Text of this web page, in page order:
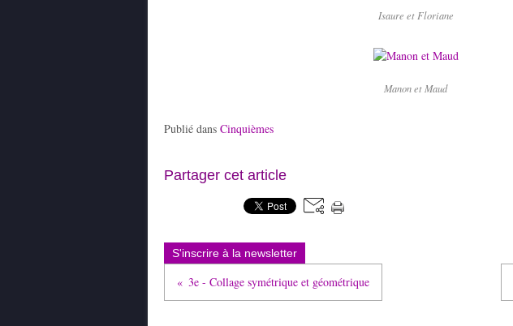
Isaure et Floriane
Manon et Maud
Publié dans Cinquièmes
Partager cet article
S'inscrire à la newsletter
3e - Collage symétrique et géométrique